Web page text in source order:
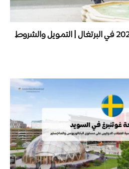
منح جامعة بورتو 2026/2027 في البرتغال | التمويل والشروط